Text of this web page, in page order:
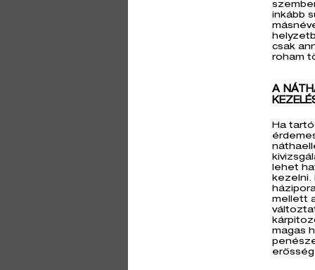
inkább
csak
roham
A
Ha
lehet
kezelni.
mellett
magas